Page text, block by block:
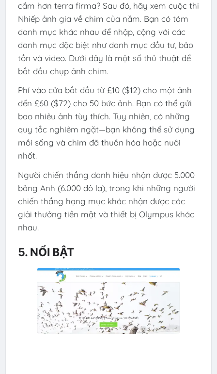
cầm hơn terra firma? Sau đó, hãy xem cuộc thi
Nhiếp ảnh gia về chim của năm. Bạn có tám
danh mục khác nhau để nhập, cộng với các
danh mục đặc biệt như danh mục đầu tư, bảo
tồn và video. Dưới đây là một số thủ thuật để
bắt đầu chụp ảnh chim.
Phí vào cửa bắt đầu từ £10 ($12) cho một ảnh
đến £60 ($72) cho 50 bức ảnh. Bạn có thể gửi
bao nhiêu ảnh tùy thích. Tuy nhiên, có những
quy tắc nghiêm ngặt—bạn không thể sử dụng
mồi sống và chim đã thuần hóa hoặc nuôi
nhốt.
Người chiến thắng danh hiệu nhận được 5.000
bảng Anh (6.000 đô la), trong khi những người
chiến thắng hạng mục khác nhận được các
giải thưởng tiền mặt và thiết bị Olympus khác
nhau.
5. NỔI BẬT